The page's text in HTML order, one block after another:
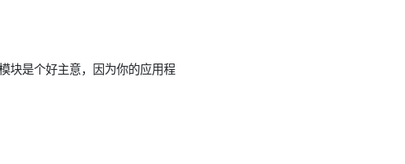
块是个好主意，因为你的应用程